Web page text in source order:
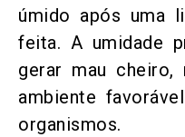
úmido após uma
feita. A umidade
gerar mau cheiro,
ambiente
organismos.